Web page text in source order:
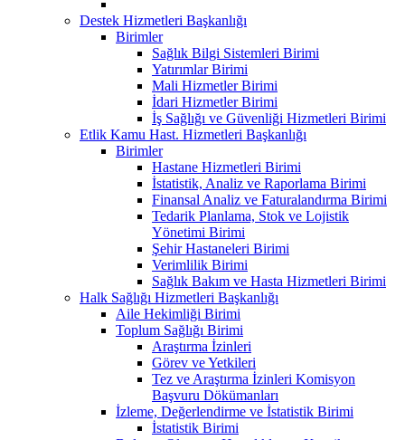
Destek Hizmetleri Başkanlığı
Birimler
Sağlık Bilgi Sistemleri Birimi
Yatırımlar Birimi
Mali Hizmetler Birimi
İdari Hizmetler Birimi
İş Sağlığı ve Güvenliği Hizmetleri Birimi
Etlik Kamu Hast. Hizmetleri Başkanlığı
Birimler
Hastane Hizmetleri Birimi
İstatistik, Analiz ve Raporlama Birimi
Finansal Analiz ve Faturalandırma Birimi
Tedarik Planlama, Stok ve Lojistik
Yönetimi Birimi
Şehir Hastaneleri Birimi
Verimlilik Birimi
Sağlık Bakım ve Hasta Hizmetleri Birimi
Halk Sağlığı Hizmetleri Başkanlığı
Aile Hekimliği Birimi
Toplum Sağlığı Birimi
Araştırma İzinleri
Görev ve Yetkileri
Tez ve Araştırma İzinleri Komisyon
Başvuru Dökümanları
İzleme, Değerlendirme ve İstatistik Birimi
İstatistik Birimi